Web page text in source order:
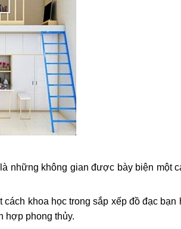
những không gian được bày biện một
khoa học trong sắp xếp đồ đạc bạn
hợp phong thủy.